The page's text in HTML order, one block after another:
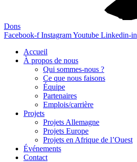
Dons
Facebook-f InstagramYoutube Linkedin-in
Accueil
À propos de nous
Qui sommes-nous ?
Ce que nous faisons
Équipe
Partenaires
Emplois/carrière
Projets
Projets Allemagne
Projets Europe
Projets en Afrique de l’Ouest
Événements
Contact